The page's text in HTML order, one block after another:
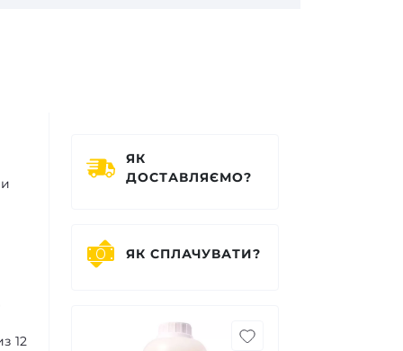
12
ЯК
ДОСТАВЛЯЄМО?
ЯК СПЛАЧУВАТИ?